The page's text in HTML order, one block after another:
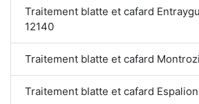
Traitement blatte et cafard
12140
Traitement blatte et cafard
Traitement blatte et cafard